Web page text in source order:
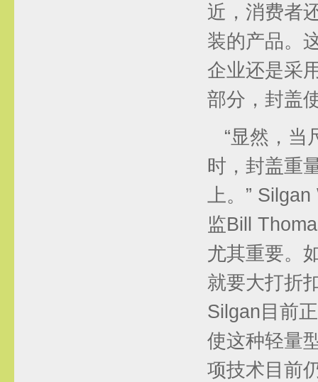
近，消费者
装的产品。
企业还是采
部分，封盖
“显然，当
时，封盖重
上。”
监Bill
尤其重要。
就要大打折
Silgan目前
使这种轻量
项技术目前